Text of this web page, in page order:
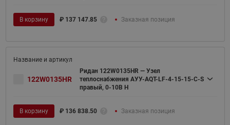
В корзину ₽ 137 147.85 Заказная позиция
122W0135HR
Ридан 122W0135HR — Узел
теплоснабжения АУУ-AQT-LF-4-15-15-C-S
правый, 0-10В H
В корзину ₽ 136 838.50 Заказная позиция